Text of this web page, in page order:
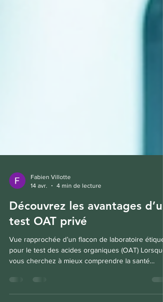
Fabien Villotte
14 avr.
4 min de lecture
Découvrez les avantages d’un
test OAT privé
Vue rapprochée d’un flacon de laboratoire